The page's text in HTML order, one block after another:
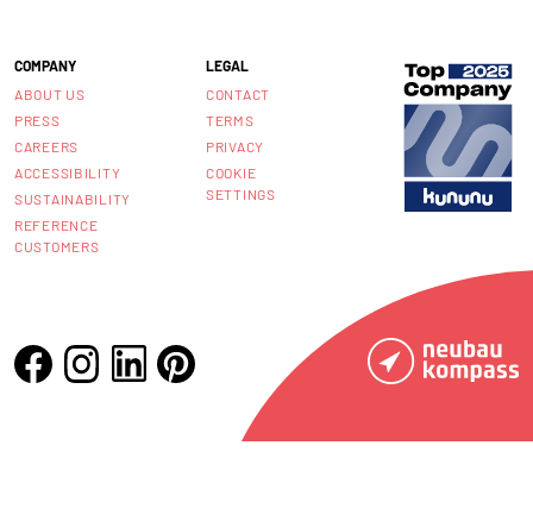
COMPANY
ABOUT US
PRESS
CAREERS
ACCESSIBILITY
SUSTAINABILITY
REFERENCE
CUSTOMERS
LEGAL
CONTACT
TERMS
PRIVACY
COOKIE
SETTINGS